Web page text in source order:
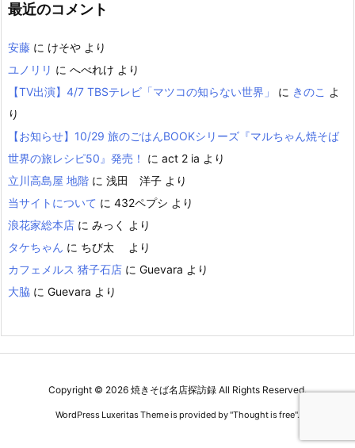
最近のコメント
安藤 に けそや より
ユノリリ に へべれけ より
【TV出演】4/7 TBSテレビ「マツコの知らない世界」
に きのこ よ
り
【お知らせ】10/29 旅のごはんBOOKシリーズ『マルちゃん焼そば
世界の旅レシピ50』発売！
に act 2 ia より
立川高島屋 地階 に 浅田 洋子 より
当サイトについて に 432ペプシ より
浪花家総本店 に みっく
より
タケちゃん に ちび太
より
カフェメルス 猪子石店 に Guevara より
大脇 に Guevara より
Copyright © 2026 焼きそば名店探訪録 All Rights Reserved.
WordPress Luxeritas Theme is provided by "Thought is free".